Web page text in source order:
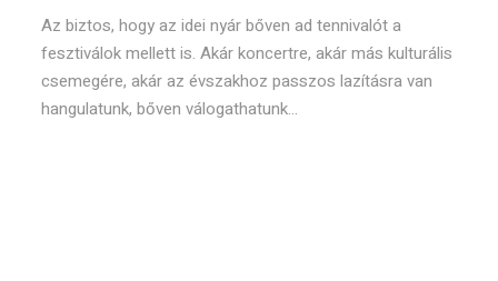
Az biztos, hogy az idei nyár bőven ad tennivalót a
fesztiválok mellett is. Akár koncertre, akár más kulturális
csemegére, akár az évszakhoz passzos lazításra van
hangulatunk, bőven válogathatunk...